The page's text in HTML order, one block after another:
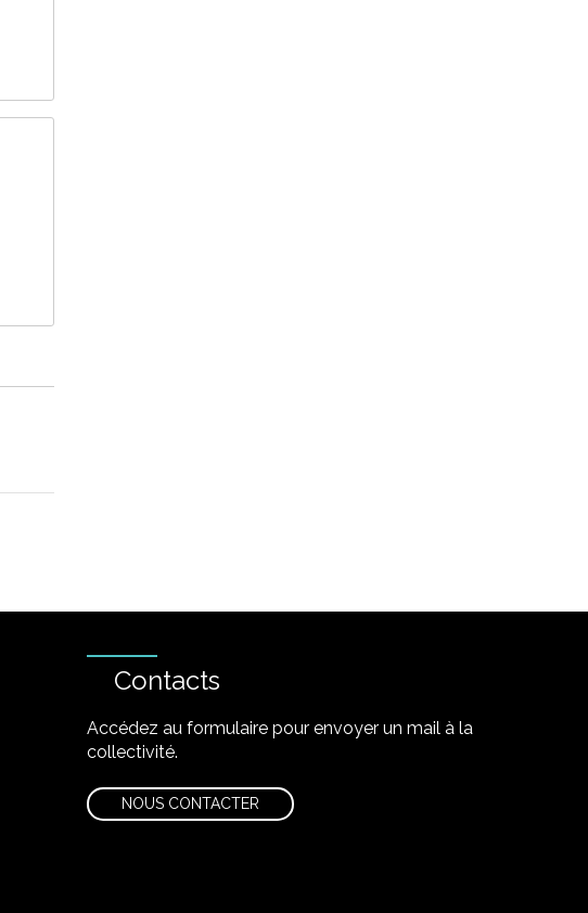
Contacts
Accédez au formulaire pour envoyer un mail à la
collectivité.
NOUS CONTACTER